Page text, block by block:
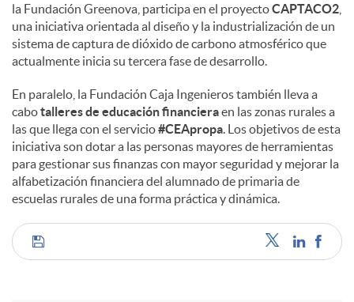
la Fundación Greenova, participa en el proyectoCAPTACO2
una iniciativa orientada al diseño y la industrialización de un
sistema de captura de dióxido de carbono atmosférico que
actualmente inicia su tercera fase de desarrollo.
En paralelo, la Fundación Caja Ingenieros también lleva a
cabotalleres de educación financieraen las zonas rurales a
las que llega con el servicio#CEApropa. Los objetivos de esta
iniciativa son dotar a las personas mayores de herramientas
para gestionar sus finanzas con mayor seguridad y mejorar la
alfabetización financiera del alumnado de primaria de
escuelas rurales de una forma práctica y dinámica.
C